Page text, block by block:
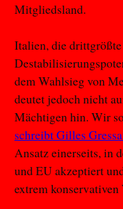
Mitgliedsland.
Italien, die
dem Wahlsieg von
deutet jedoch nicht
Mächtigen hin. Wir
schreibt Gilles
Ansatz einerseits, in
und EU akzeptiert
extrem